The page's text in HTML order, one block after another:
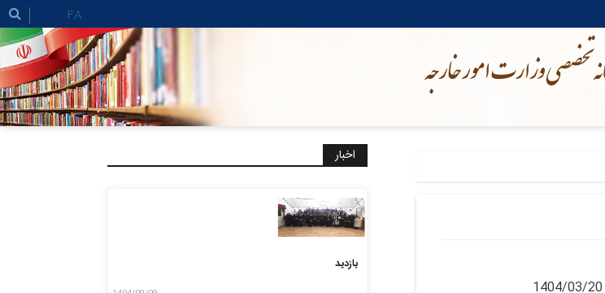
FA
اخبار
بازدید